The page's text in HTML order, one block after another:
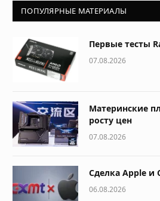
ПОПУЛЯРНЫЕ МАТЕРИАЛЫ
Первые тесты
07.08.2026
Материнские
росту цен
07.08.2026
Сделка Apple и
06.08.2026